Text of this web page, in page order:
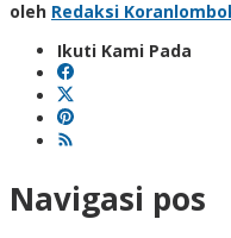
oleh Redaksi
Ikuti Kami Pada
Navigasi pos